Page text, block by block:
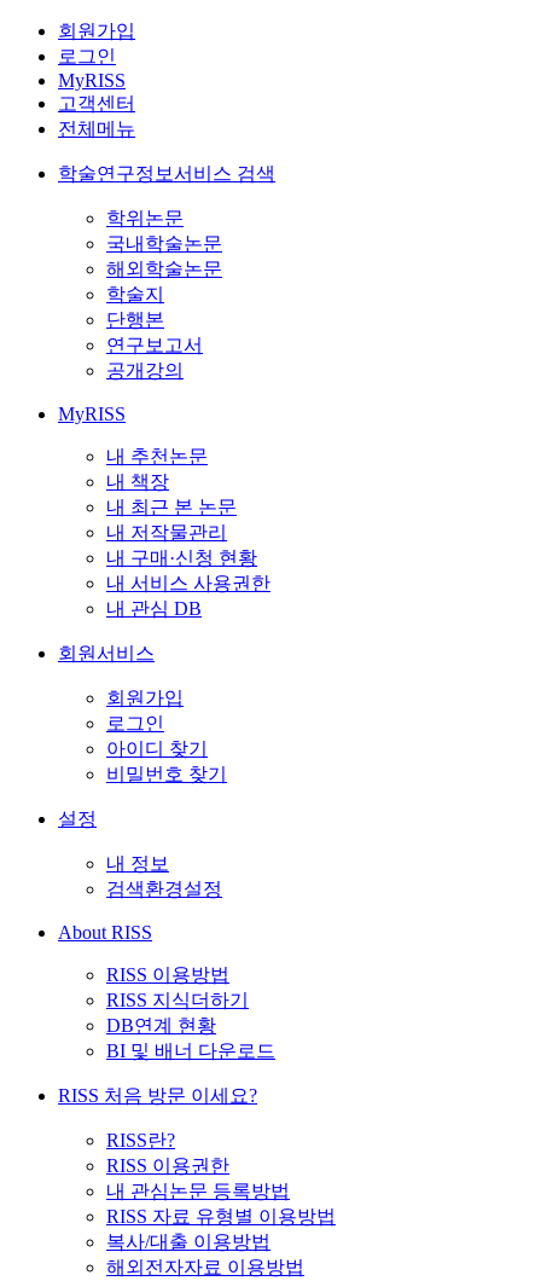
회원가입
로그인
MyRISS
고객센터
전체메뉴
학술연구정보서비스 검색
학위논문
국내학술논문
해외학술논문
학술지
단행본
연구보고서
공개강의
MyRISS
내 추천논문
내 책장
내 최근 본 논문
내 저작물관리
내 구매·신청 현황
내 서비스 사용권한
내 관심 DB
회원서비스
회원가입
로그인
아이디 찾기
비밀번호 찾기
설정
내 정보
검색환경설정
About RISS
RISS 이용방법
RISS 지식더하기
DB연계 현황
BI 및 배너 다운로드
RISS 처음 방문 이세요?
RISS란?
RISS 이용권한
내 관심논문 등록방법
RISS 자료 유형별 이용방법
복사/대출 이용방법
해외전자자료 이용방법